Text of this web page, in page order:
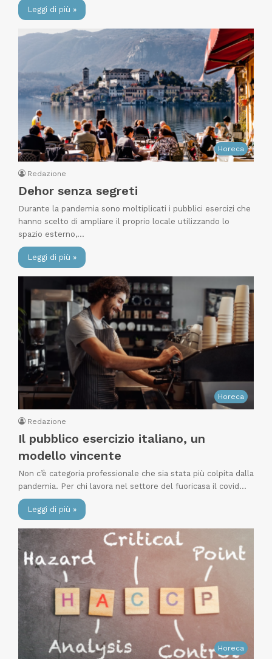
Leggi di più »
Horeca
Redazione
Dehor senza segreti
Durante la pandemia sono moltiplicati i pubblici esercizi che
hanno scelto di ampliare il proprio locale utilizzando lo
spazio esterno,…
Leggi di più »
Horeca
Redazione
Il pubblico esercizio italiano, un
modello vincente
Non c’è categoria professionale che sia stata più colpita dalla
pandemia. Per chi lavora nel settore del fuoricasa il covid…
Leggi di più »
Horeca